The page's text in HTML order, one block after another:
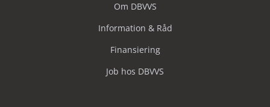
Om DBVVS
Information & Råd
Finansiering
Job hos DBVVS